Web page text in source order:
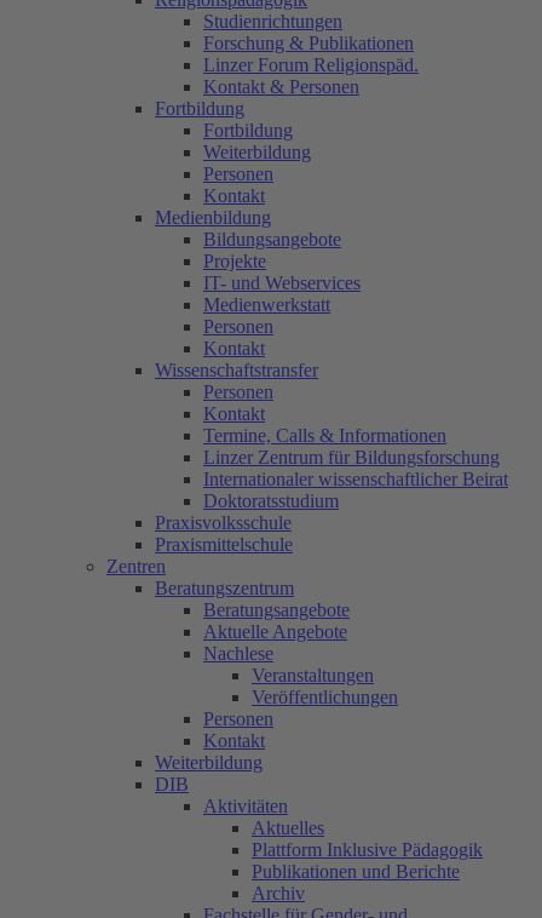
Studienrichtungen
Forschung & Publikationen
Linzer Forum Religionspäd.
Kontakt & Personen
Fortbildung
Fortbildung
Weiterbildung
Personen
Kontakt
Medienbildung
Bildungsangebote
Projekte
IT- und Webservices
Medienwerkstatt
Personen
Kontakt
Wissenschaftstransfer
Personen
Kontakt
Termine, Calls & Informationen
Linzer Zentrum für Bildungsforschung
Internationaler wissenschaftlicher Beirat
Doktoratsstudium
Praxisvolksschule
Praxismittelschule
Zentren
Beratungszentrum
Beratungsangebote
Aktuelle Angebote
Nachlese
Veranstaltungen
Veröffentlichungen
Personen
Kontakt
Weiterbildung
DIB
Aktivitäten
Aktuelles
Plattform Inklusive Pädagogik
Publikationen und Berichte
Archiv